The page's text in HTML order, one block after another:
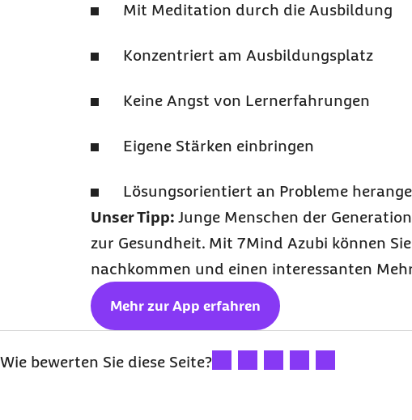
Mit Meditation durch die Ausbildung
Konzentriert am Ausbildungsplatz
Keine Angst von Lernerfahrungen
Eigene Stärken einbringen
Lösungsorientiert an Probleme
Unser Tipp: Junge Menschen der
zur Gesundheit. Mit 7Mind Azubi können
nachkommen und einen interessanten
Mehr zur App erfahren
Wie bewerten Sie diese Seite?Ihre Bewertung: 1 Stern
Ihre Bewertung: 2 Sterne
Ihre Bewertung: 3 Sterne
Ihre Bewertung: 4
Ihre Bewertung: